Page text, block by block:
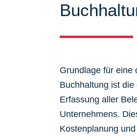
Grundlage für eine
Buchhaltung ist
Erfassung aller
Unternehmens.
Kostenplanung